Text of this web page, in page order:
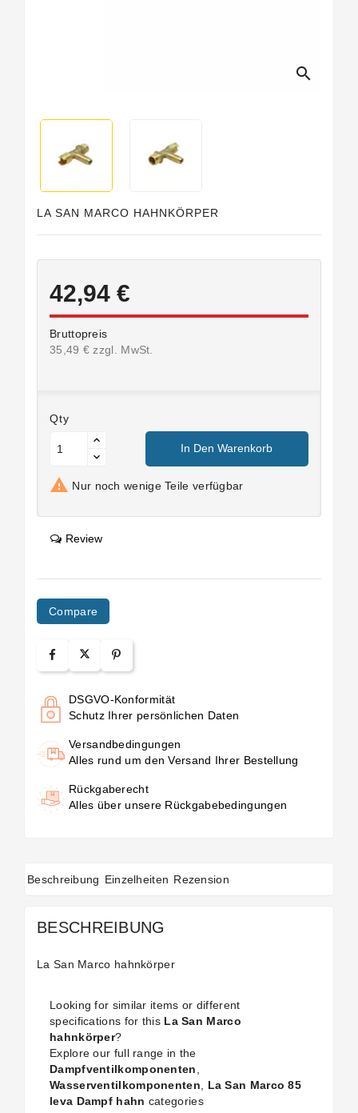
search
LA SAN MARCO HAHNKÖRPER
42,94 €
Bruttopreis
35,49 € zzgl. MwSt.
Qty
In Den Warenkorb
 Nur noch wenige Teile verfügbar
Review
Compare
DSGVO-Konformität
Schutz Ihrer persönlichen Daten
Versandbedingungen
Alles rund um den Versand Ihrer Bestellung
Rückgaberecht
Alles über unsere Rückgabebedingungen
Beschreibung Einzelheiten Rezension
BESCHREIBUNG
La San Marco hahnkörper
Looking for similar items or different
specifications for this La San Marco
hahnkörper?
Explore our full range in the
Dampfventilkomponenten
Wasserventilkomponenten
La San Marco 85
leva Dampf hahn categories